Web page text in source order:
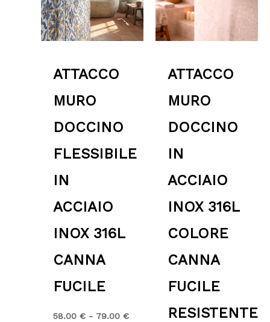
Tag prodotto
ATTACCO
MURO
DOCCINO
FLESSIBILE
IN
ACCIAIO
INOX 316L
CANNA
FUCILE
58.00 € - 79.00 €
79.00 €
ATTACCO
MURO
DOCCINO
IN
ACCIAIO
INOX 316L
COLORE
CANNA
FUCILE
RESISTENTE
45.00